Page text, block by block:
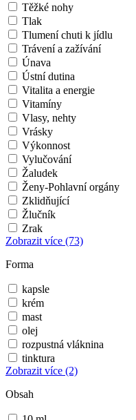
Těžké nohy
Tlak
Tlumení chuti k jídlu
Trávení a zažívání
Únava
Ústní dutina
Vitalita a energie
Vitamíny
Vlasy, nehty
Vrásky
Výkonnost
Vylučování
Žaludek
Ženy-Pohlavní orgány
Zklidňující
Žlučník
Zrak
Zobrazit více (73)
Forma
kapsle
krém
mast
olej
rozpustná vláknina
tinktura
Zobrazit více (2)
Obsah